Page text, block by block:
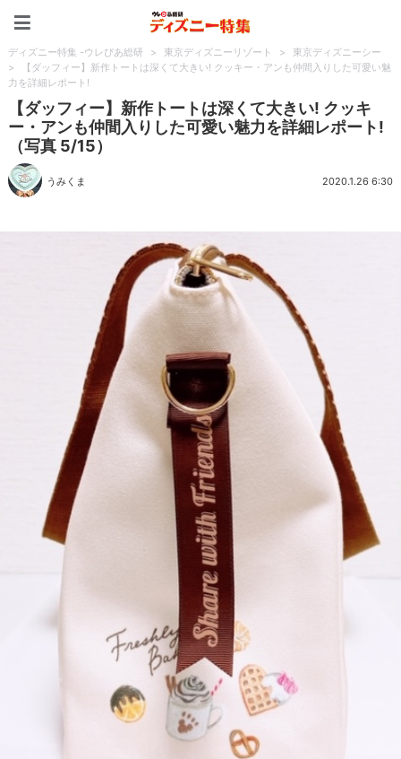
ディズニー特集 -ウレぴあ総研 > 東京ディズニーリゾート >
東京ディズニーシー
>
【ダッフィー】新作トートは深くて大きい! クッキー・アンも仲間入りした可愛い魅
力を詳細レポート!
【ダッフィー】新作トートは深くて大きい! クッキ
ー・アンも仲間入りした可愛い魅力を詳細レポート!
（写真 5/15）
うみくま 2020.1.26 6:30